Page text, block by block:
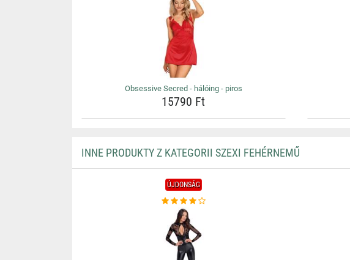
Obsessive Secred - hálóing - piros
15790 Ft
INNE PRODUKTY Z KATEGORII SZEXI FEHÉRNEMŰ
ÚJDONSÁG